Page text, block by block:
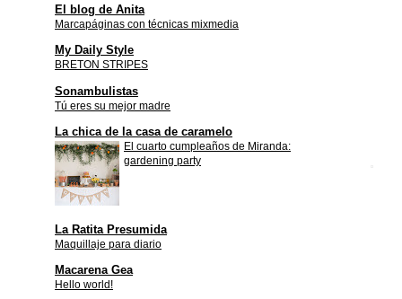
El blog de Anita
Marcapáginas con técnicas mixmedia
My Daily Style
BRETON STRIPES
Sonambulistas
Tú eres su mejor madre
La chica de la casa de caramelo
El cuarto cumpleaños de Miranda:
gardening party
La Ratita Presumida
Maquillaje para diario
Macarena Gea
Hello world!